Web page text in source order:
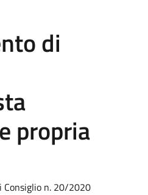
di
propria
Consiglio n. 20/2020